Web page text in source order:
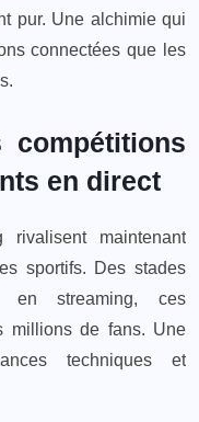
pur. Une alchimie qui
connectées que les
compétitions
en direct
rivalisent maintenant
sportifs. Des stades
en streaming, ces
millions de fans. Une
techniques et